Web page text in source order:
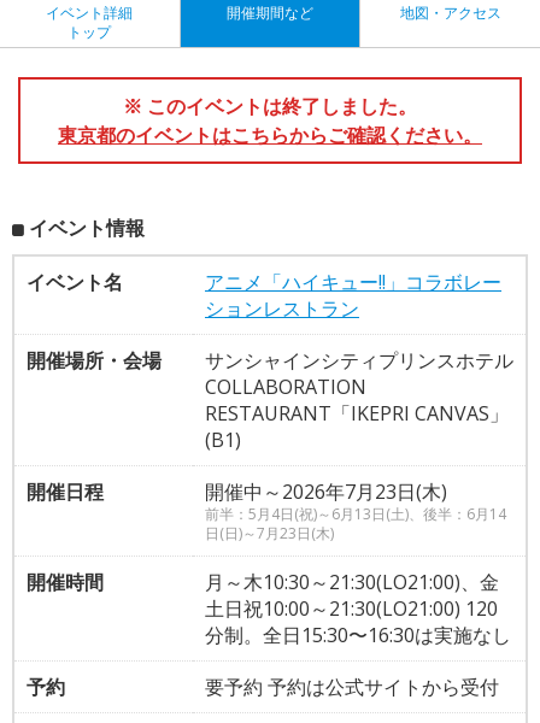
イベント詳細
トップ
開催期間など 地図・アクセス
※ このイベントは終了しました。
東京都のイベントはこちらからご確認ください。
イベント情報
イベント名
アニメ「ハイキュー!!」コラボレー
ションレストラン
開催場所・会場
サンシャインシティプリンスホテル
COLLABORATION
RESTAURANT「IKEPRI CANVAS」
(B1)
開催日程
開催中～2026年7月23日(木)
前半：5月4日(祝)～6月13日(土)、後半：6月14
日(日)～7月23日(木)
開催時間
月～木10:30～21:30(LO21:00)、金
土日祝10:00～21:30(LO21:00) 120
分制。全日15:30〜16:30は実施なし
予約
要予約 予約は公式サイトから受付